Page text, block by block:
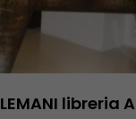
LEMANI libreria A